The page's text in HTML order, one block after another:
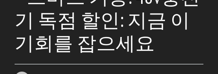
기 독점 할인: 지금 이
기회를 잡으세요